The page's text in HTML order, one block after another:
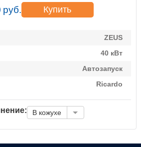
руб. Купить
ZEUS
40 кВт
Автозапуск
Ricardo
В кожухе